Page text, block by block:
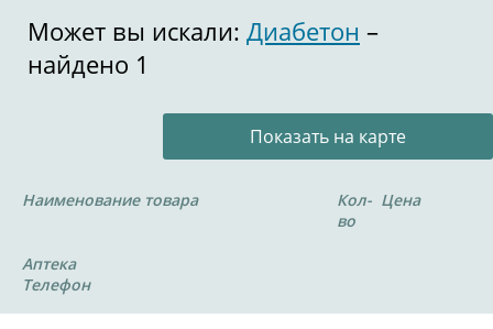
Может вы искали: Диабетон –
найдено 1
Показать на карте
Наименование товара
Кол-
во
Цена
Аптека
Телефон